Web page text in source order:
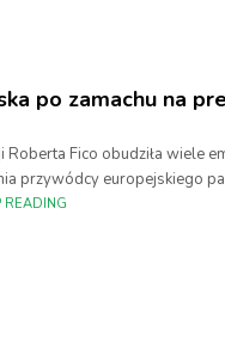
na premiera
Fico obudziła wiele
przywódcy europejskiego
READING